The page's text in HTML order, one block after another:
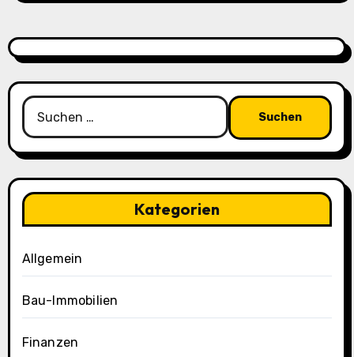
Suchen
nach:
Kategorien
Allgemein
Bau-Immobilien
Finanzen